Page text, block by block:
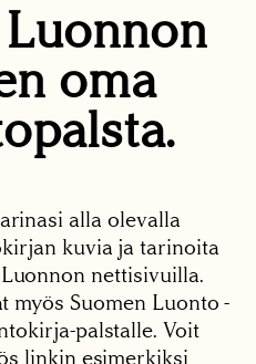
oma
alla olevalla
kuvia ja tarinoita
nettisivuilla.
myös Suomen Luonto -
palstalle. Voit
linkin esimerkiksi